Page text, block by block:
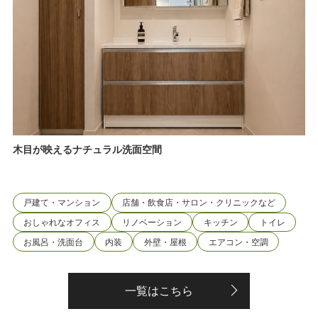
木目が映えるナチュラル洗面空間
戸建て・マンション
店舗・飲食店・サロン・クリニックなど
おしゃれなオフィス
リノベーション キッチン
トイレ
お風呂・洗面台
内装 外壁・屋根 エアコン・空調
一覧はこちら